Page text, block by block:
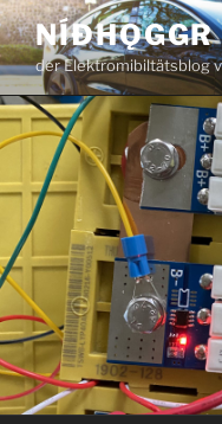
Zum
Inhalt
springen
NÍÐHǪGGR
der Elektromibiltätsblog